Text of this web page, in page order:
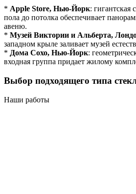
* Apple Store, Нью-Йорк: гигантская
пола до потолка обеспечивает
авеню.
* Музей Виктории и Альберта,
западном крыле заливает музей
* Дома Сохо, Нью-Йорк:
входная группа придает жилому
Выбор подходящего типа
Наши работы